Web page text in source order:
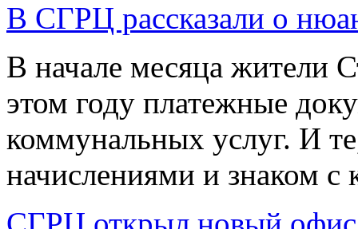
В СГРЦ рассказали о
В начале месяца жители
этом году платежные
коммунальных услуг. И
начислениями и знаком